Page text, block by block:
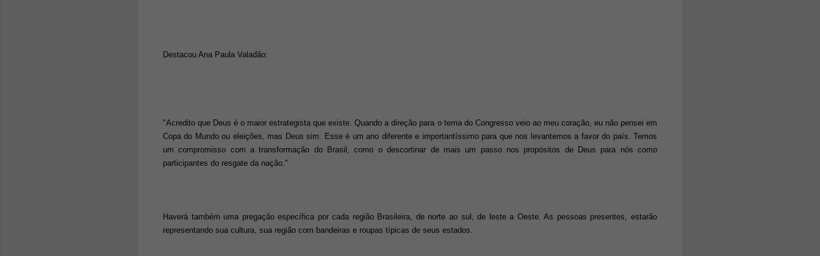
Destacou Ana Paula Valadão:
"Acredito que Deus é o maior estrategista que existe. Quando a direção para o tema do Congresso veio ao meu coração, eu não pensei em
Copa do Mundo ou eleições, mas Deus sim. Esse é um ano diferente e importantíssimo para que nos levantemos a favor do país. Temos
um compromisso com a transformação do Brasil, como o descortinar de mais um passo nos propósitos de Deus para nós como
participantes do resgate da nação."
Haverá também uma pregação específica por cada região Brasileira, de norte ao sul, de leste a Oeste. As pessoas presentes, estarão
representando sua cultura, sua região com bandeiras e roupas típicas de seus estados.